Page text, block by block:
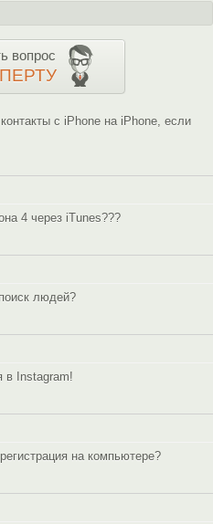
вопрос
с iPhone на iPhone, если
4 через iTunes???
людей?
в Instagram!
на компьютере?